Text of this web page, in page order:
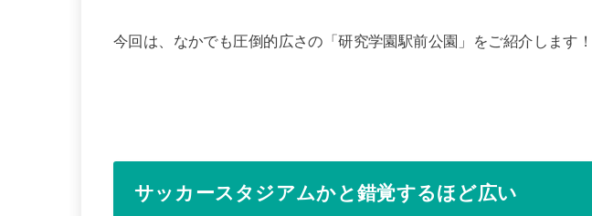
今回は、なかでも圧倒的広さの「研究学園駅前公園」をご紹介します！
サッカースタジアムかと錯覚するほど広い